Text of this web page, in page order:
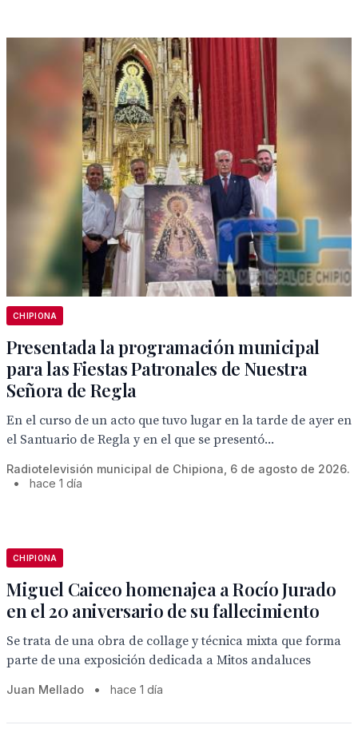
CHIPIONA
Presentada la programación municipal
para las Fiestas Patronales de Nuestra
Señora de Regla
En el curso de un acto que tuvo lugar en la tarde de ayer en
el Santuario de Regla y en el que se presentó...
Radiotelevisión municipal de Chipiona, 6 de agosto de 2026.
•
hace 1 día
CHIPIONA
Miguel Caiceo homenajea a Rocío Jurado
en el 20 aniversario de su fallecimiento
Se trata de una obra de collage y técnica mixta que forma
parte de una exposición dedicada a Mitos andaluces
Juan Mellado • hace 1 día